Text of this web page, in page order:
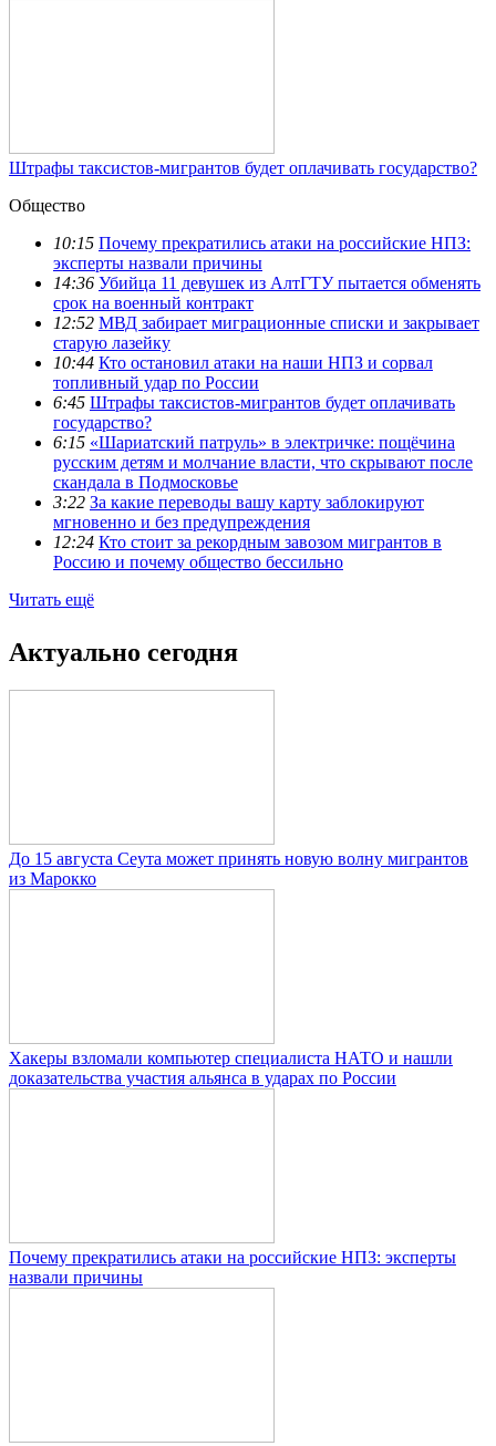
Штрафы таксистов-мигрантов будет оплачивать государство?
Общество
10:15 Почему прекратились атаки на российские НПЗ:
эксперты назвали причины
14:36 Убийца 11 девушек из АлтГТУ пытается обменять
срок на военный контракт
12:52 МВД забирает миграционные списки и закрывает
старую лазейку
10:44 Кто остановил атаки на наши НПЗ и сорвал
топливный удар по России
6:45 Штрафы таксистов-мигрантов будет оплачивать
государство?
6:15 «Шариатский патруль» в электричке: пощёчина
русским детям и молчание власти, что скрывают после
скандала в Подмосковье
3:22 За какие переводы вашу карту заблокируют
мгновенно и без предупреждения
12:24 Кто стоит за рекордным завозом мигрантов в
Россию и почему общество бессильно
Читать ещё
Актуально сегодня
До 15 августа Сеута может принять новую волну мигрантов
из Марокко
Хакеры взломали компьютер специалиста НАТО и нашли
доказательства участия альянса в ударах по России
Почему прекратились атаки на российские НПЗ: эксперты
назвали причины